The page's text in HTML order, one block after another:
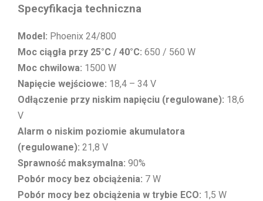
Specyfikacja techniczna
Model: Phoenix 24/800
Moc ciągła przy 25°C / 40°C: 650 / 560 W
Moc chwilowa: 1500 W
Napięcie wejściowe: 18,4 – 34 V
Odłączenie przy niskim napięciu (regulowane): 18,6
V
Alarm o niskim poziomie akumulatora
(regulowane): 21,8 V
Sprawność maksymalna: 90%
Pobór mocy bez obciążenia: 7 W
Pobór mocy bez obciążenia w trybie ECO: 1,5 W